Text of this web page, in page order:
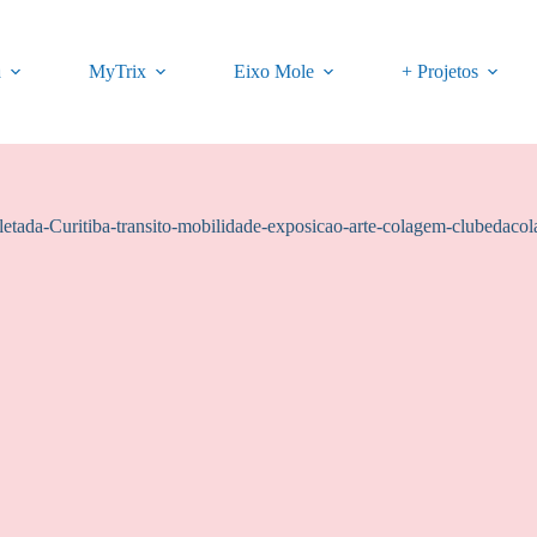
MyTrix Eixo Mole + Projetos